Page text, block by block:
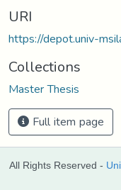
URI
https://depot.univ-
Collections
Master Thesis
Full item page
All Rights Reserved -